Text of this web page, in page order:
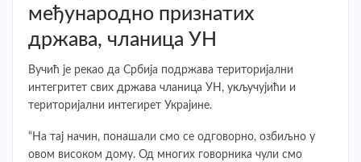
међународно признатих
држава, чланица УН
Вучић је рекао да Србија подржава територијални
интегритет свих држава чланица УН, укључујићи и
територијални интегирет Украјине.
“На тај начин, понашали смо се одговорно, озбиљно у
овом високом дому. Од многих говорника чули смо